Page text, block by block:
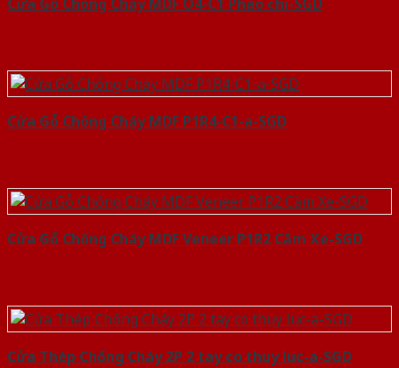
Cửa Gỗ Chống Cháy MDF P1R4-C1-a-SGD
Cửa Gỗ Chống Cháy MDF Veneer P1R2 Căm Xe-SGD
Cửa Thép Chống Cháy 2P 2 tay co thuy luc-a-SGD